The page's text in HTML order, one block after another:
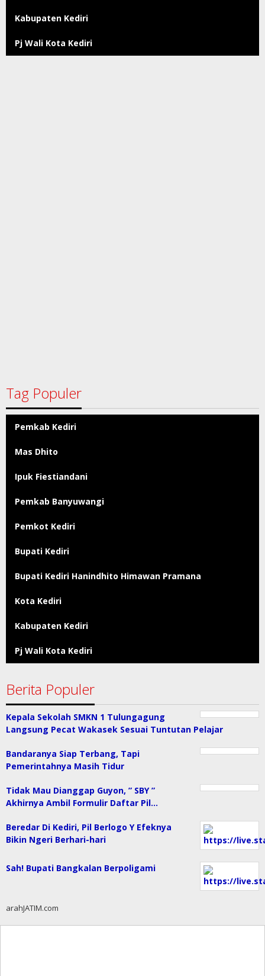
Kabupaten Kediri
Pj Wali Kota Kediri
Tag Populer
Pemkab Kediri
Mas Dhito
Ipuk Fiestiandani
Pemkab Banyuwangi
Pemkot Kediri
Bupati Kediri
Bupati Kediri Hanindhito Himawan Pramana
Kota Kediri
Kabupaten Kediri
Pj Wali Kota Kediri
Berita Populer
Kepala Sekolah SMKN 1 Tulungagung
Langsung Pecat Wakasek Sesuai Tuntutan Pelajar
Bandaranya Siap Terbang, Tapi
Pemerintahnya Masih Tidur
Tidak Mau Dianggap Guyon, ” SBY ”
Akhirnya Ambil Formulir Daftar Pil…
Beredar Di Kediri, Pil Berlogo Y Efeknya
Bikin Ngeri Berhari-hari
Sah! Bupati Bangkalan Berpoligami
arahJATIM.com